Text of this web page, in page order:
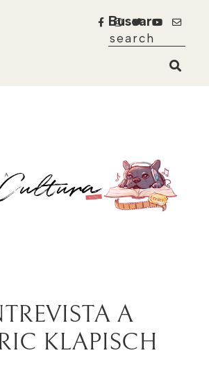
Buscar
A
KLAPISCH